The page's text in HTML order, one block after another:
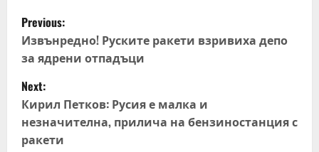
P
o
s
t
n
Previous:
Извънредно! Руските ракети взривиха депо
за ядрени отпадъци
Next:
Кирил Петков: Русия е малка и
незначителна, прилича на бензиностанция с
ракети